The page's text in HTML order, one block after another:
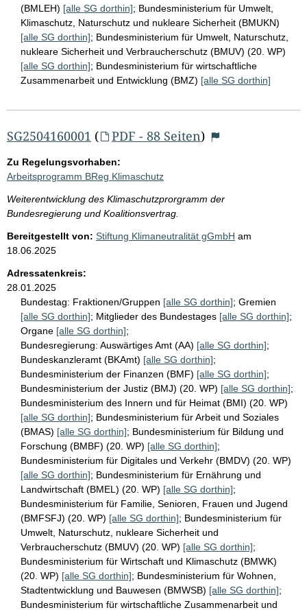
(BMLEH) [alle SG dorthin]; Bundesministerium für Umwelt,
Klimaschutz, Naturschutz und nukleare Sicherheit (BMUKN)
[alle SG dorthin]; Bundesministerium für Umwelt, Naturschutz,
nukleare Sicherheit und Verbraucherschutz (BMUV) (20. WP)
[alle SG dorthin]; Bundesministerium für wirtschaftliche
Zusammenarbeit und Entwicklung (BMZ) [alle SG dorthin]
SG2504160001 ( PDF - 88 Seiten)
Zu Regelungsvorhaben:
Arbeitsprogramm BReg Klimaschutz
Weiterentwicklung des Klimaschutzprorgramm der
Bundesregierung und Koalitionsvertrag.
Bereitgestellt von: Stiftung Klimaneutralität gGmbH am
18.06.2025
Adressatenkreis:
28.01.2025
Bundestag: Fraktionen/Gruppen [alle SG dorthin]; Gremien
[alle SG dorthin]; Mitglieder des Bundestages [alle SG dorthin];
Organe [alle SG dorthin];
Bundesregierung: Auswärtiges Amt (AA) [alle SG dorthin];
Bundeskanzleramt (BKAmt) [alle SG dorthin];
Bundesministerium der Finanzen (BMF) [alle SG dorthin];
Bundesministerium der Justiz (BMJ) (20. WP) [alle SG dorthin];
Bundesministerium des Innern und für Heimat (BMI) (20. WP)
[alle SG dorthin]; Bundesministerium für Arbeit und Soziales
(BMAS) [alle SG dorthin]; Bundesministerium für Bildung und
Forschung (BMBF) (20. WP) [alle SG dorthin];
Bundesministerium für Digitales und Verkehr (BMDV) (20. WP)
[alle SG dorthin]; Bundesministerium für Ernährung und
Landwirtschaft (BMEL) (20. WP) [alle SG dorthin];
Bundesministerium für Familie, Senioren, Frauen und Jugend
(BMFSFJ) (20. WP) [alle SG dorthin]; Bundesministerium für
Umwelt, Naturschutz, nukleare Sicherheit und
Verbraucherschutz (BMUV) (20. WP) [alle SG dorthin];
Bundesministerium für Wirtschaft und Klimaschutz (BMWK)
(20. WP) [alle SG dorthin]; Bundesministerium für Wohnen,
Stadtentwicklung und Bauwesen (BMWSB) [alle SG dorthin];
Bundesministerium für wirtschaftliche Zusammenarbeit und